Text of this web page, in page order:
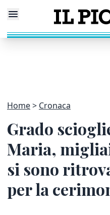
Home Cronaca
Grado
Maria,
si sono
per la